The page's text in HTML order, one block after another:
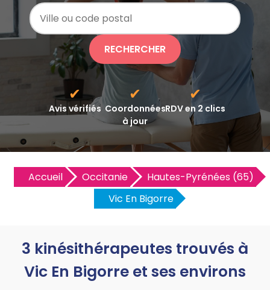
RECHERCHER
✔
Avis vérifiés
✔
Coordonnées
à jour
✔
RDV en 2 clics
Accueil Occitanie
Hautes-Pyrénées (65)
Vic En Bigorre
3 kinésithérapeutes trouvés à
Vic En Bigorre et ses environs